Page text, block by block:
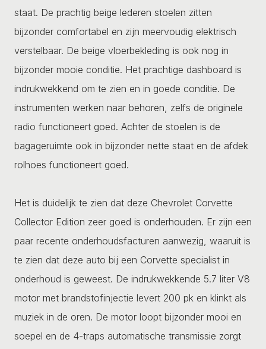
staat. De prachtig beige lederen stoelen zitten
bijzonder comfortabel en zijn meervoudig elektrisch
verstelbaar. De beige vloerbekleding is ook nog in
bijzonder mooie conditie. Het prachtige dashboard is
indrukwekkend om te zien en in goede conditie. De
instrumenten werken naar behoren, zelfs de originele
radio functioneert goed. Achter de stoelen is de
bagageruimte ook in bijzonder nette staat en de afdek
rolhoes functioneert goed.
Het is duidelijk te zien dat deze Chevrolet Corvette
Collector Edition zeer goed is onderhouden. Er zijn een
paar recente onderhoudsfacturen aanwezig, waaruit is
te zien dat deze auto bij een Corvette specialist in
onderhoud is geweest. De indrukwekkende 5.7 liter V8
motor met brandstofinjectie levert 200 pk en klinkt als
muziek in de oren. De motor loopt bijzonder mooi en
soepel en de 4-traps automatische transmissie zorgt